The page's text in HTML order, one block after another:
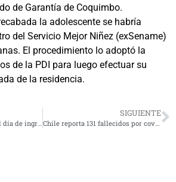
de Garantía de Coquimbo.
la adolescente se habría
del Servicio Mejor Niñez (exSename)
El procedimiento lo adoptó la
de la PDI para luego efectuar su
de la residencia.
SIGUIENTE
Chile reporta 131 fallecidos por covid y más de 34 mil contagios nuevos